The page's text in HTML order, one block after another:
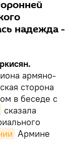
надежда -
армяно-
сторона
в беседе с
сказала
Армине